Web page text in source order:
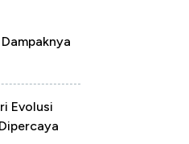
Evolusi